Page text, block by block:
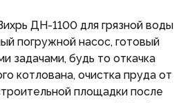
ДН-1100 для грязной воды
погружной насос, готовый
задачами, будь то откачка
котлована, очистка пруда от
площадки после